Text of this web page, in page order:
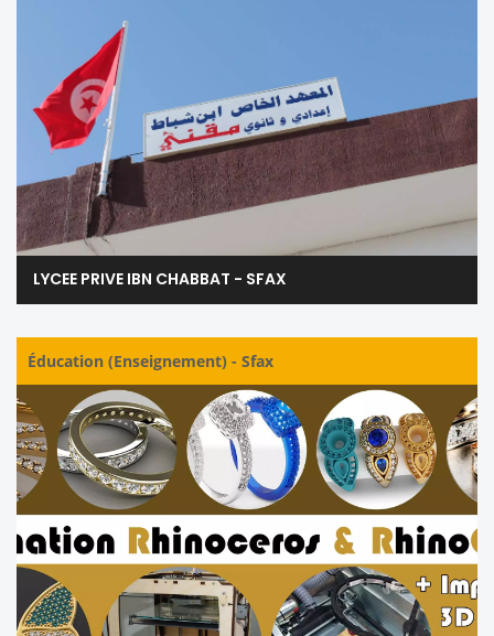
LYCEE PRIVE IBN CHABBAT - SFAX
Éducation (Enseignement) - Sfax